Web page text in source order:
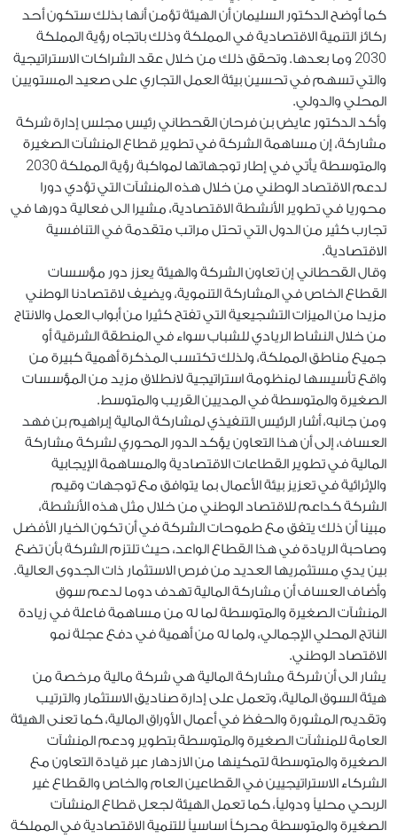
كما أوضح الدكتور السليمان أن الهيئة تؤمن أنها بذلك ستكون أحد
ركائز التنمية الاقتصادية في المملكة وذلك باتجاه رؤية المملكة
2030 وما بعدها. وتحقق ذلك من خلال عقد الشراكات الاستراتيجية
والتي تسهم في تحسين بيئة العمل التجاري على صعيد المستويين
المحلي والدولي.
وأكد الدكتور عايض بن فرحان القحطاني رئيس مجلس إدارة شركة
مشاركة، إن مساهمة الشركة في تطوير قطاع المنشآت الصغيرة
والمتوسطة يأتي في إطار توجهاتها لمواكبة رؤية المملكة 2030
لدعم الاقتصاد الوطني من خلال هذه المنشآت التي تؤدي دورا
محوريا في تطوير الأنشطة الاقتصادية، مشيرا الى فعالية دورها في
تجارب كثير من الدول التي تحتل مراتب متقدمة في التنافسية
الاقتصادية.
وقال القحطاني إن تعاون الشركة والهيئة يعزز دور مؤسسات
القطاع الخاص في المشاركة التنموية، ويضيف لاقتصادنا الوطني
مزيدا من الميزات التشجيعية التي تفتح كثيرا من أبواب العمل والانتاج
من خلال النشاط الريادي للشباب سواء في المنطقة الشرقية أو
جميع مناطق المملكة، ولذلك تكتسب المذكرة أهمية كبيرة من
واقع تأسيسها لمنظومة استراتيجية لانطلاق مزيد من المؤسسات
الصغيرة والمتوسطة في المديين القريب والمتوسط.
ومن جانبه، أشار الرئيس التنفيذي لمشاركة المالية إبراهيم بن فهد
العساف، إلى أن هذا التعاون يؤكد الدور المحوري لشركة مشاركة
المالية في تطوير القطاعات الاقتصادية والمساهمة الإيجابية
والإثرائية في تعزيز بيئة الأعمال بما يتوافق مع توجهات وقيم
الشركة كداعم للاقتصاد الوطني من خلال مثل هذه الأنشطة،
مبينا أن ذلك يتفق مع طموحات الشركة في أن تكون الخيار الأفضل
وصاحبة الريادة في هذا القطاع الواعد، حيث تلتزم الشركة بأن تضع
بين يدي مستثمريها العديد من فرص الاستثمار ذات الجدوى العالية.
وأضاف العساف أن مشاركة المالية تهدف دوما لدعم سوق
المنشآت الصغيرة والمتوسطة لما له من مساهمة فاعلة في زيادة
الناتج المحلي الإجمالي، ولما له من أهمية في دفع عجلة نمو
الاقتصاد الوطني.
يشار الى أن شركة مشاركة المالية هي شركة مالية مرخصة من
هيئة السوق المالية، وتعمل على إدارة صناديق الاستثمار والترتيب
وتقديم المشورة والحفظ في أعمال الأوراق المالية، كما تعنى الهيئة
العامة للمنشآت الصغيرة والمتوسطة بتطوير ودعم المنشآت
الصغيرة والمتوسطة لتمكينها من الازدهار عبر قيادة التعاون مع
الشركاء الاستراتيجيين في القطاعين العام والخاص والقطاع غير
الربحي محلياً ودولياً، كما تعمل الهيئة لجعل قطاع المنشآت
الصغيرة والمتوسطة محركاً اساسياً للتنمية الاقتصادية في المملكة